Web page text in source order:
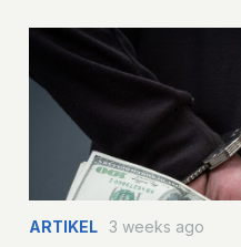
ARTIKEL 3 weeks ago